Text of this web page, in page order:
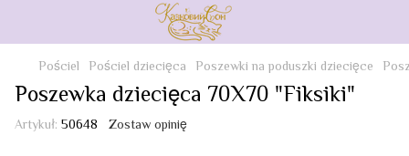
Pościel Pościel dziecięca Poszewki na poduszki dziecięce
Poszewka dziecięca 70X70 "Fiksiki"
Artykuł: 50648 Zostaw opinię